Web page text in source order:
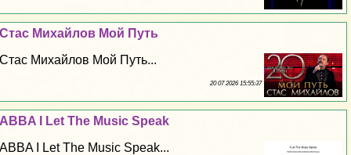
Стас Михайлов Мой Путь
Стас Михайлов Мой Путь...
20 07 2026 15:55:37
ABBA I Let The Music Speak
ABBA I Let The Music Speak...